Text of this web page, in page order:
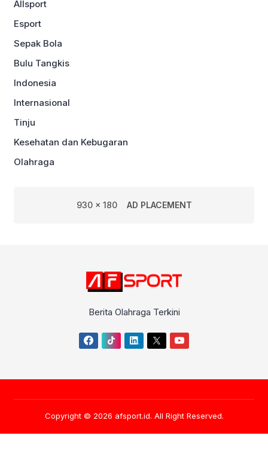
Allsport
Esport
Sepak Bola
Bulu Tangkis
Indonesia
Internasional
Tinju
Kesehatan dan Kebugaran
Olahraga
930 x 180 AD PLACEMENT
Berita Olahraga Terkini
Copyright © 2026 afsport.id. All Right Reserved.